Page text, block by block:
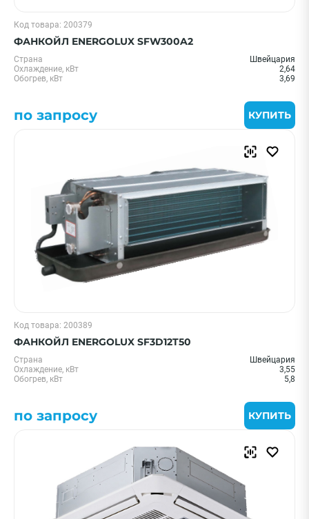
Код товара: 200379
ФАНКОЙЛ ENERGOLUX SFW300A2
Страна
Швейцария
Охлаждение, кВт
2,64
Обогрев, кВт
3,69
по запросу КУПИТЬ
Код товара: 200389
ФАНКОЙЛ ENERGOLUX SF3D12T50
Страна
Швейцария
Охлаждение, кВт
3,55
Обогрев, кВт
5,8
по запросу КУПИТЬ